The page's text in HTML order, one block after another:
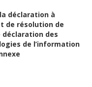
déclaration à
de résolution de
déclaration des
de l’information